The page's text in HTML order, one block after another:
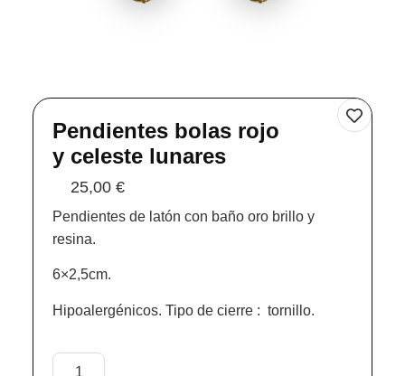
Pendientes bolas rojo
y celeste lunares
25,00€
Pendientes de latón con baño oro brillo y
resina.
6×2,5cm.
Hipoalergénicos. Tipo de cierre : tornillo.